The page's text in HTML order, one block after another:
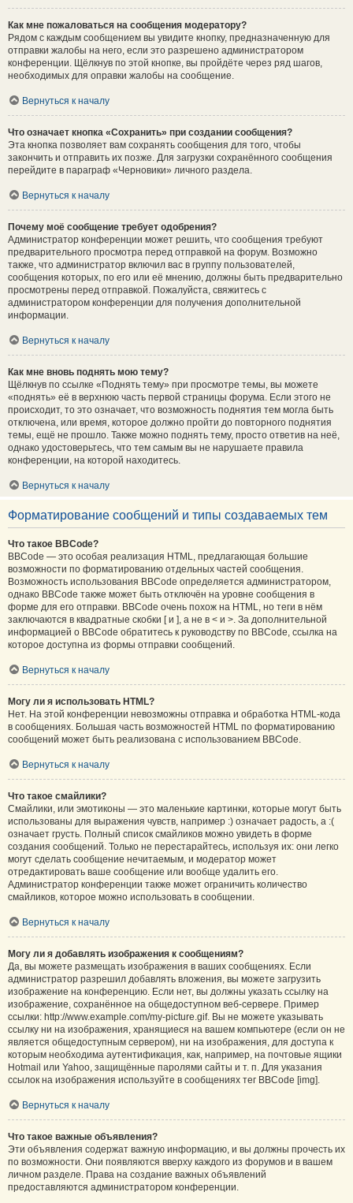
Как мне пожаловаться на сообщения модератору?
Рядом с каждым сообщением вы увидите кнопку, предназначенную для
отправки жалобы на него, если это разрешено администратором
конференции. Щёлкнув по этой кнопке, вы пройдёте через ряд шагов,
необходимых для оправки жалобы на сообщение.
Вернуться к началу
Что означает кнопка «Сохранить» при создании сообщения?
Эта кнопка позволяет вам сохранять сообщения для того, чтобы
закончить и отправить их позже. Для загрузки сохранённого сообщения
перейдите в параграф «Черновики» личного раздела.
Вернуться к началу
Почему моё сообщение требует одобрения?
Администратор конференции может решить, что сообщения требуют
предварительного просмотра перед отправкой на форум. Возможно
также, что администратор включил вас в группу пользователей,
сообщения которых, по его или её мнению, должны быть предварительно
просмотрены перед отправкой. Пожалуйста, свяжитесь с
администратором конференции для получения дополнительной
информации.
Вернуться к началу
Как мне вновь поднять мою тему?
Щёлкнув по ссылке «Поднять тему» при просмотре темы, вы можете
«поднять» её в верхнюю часть первой страницы форума. Если этого не
происходит, то это означает, что возможность поднятия тем могла быть
отключена, или время, которое должно пройти до повторного поднятия
темы, ещё не прошло. Также можно поднять тему, просто ответив на неё,
однако удостоверьтесь, что тем самым вы не нарушаете правила
конференции, на которой находитесь.
Вернуться к началу
Форматирование сообщений и типы создаваемых тем
Что такое BBCode?
BBCode — это особая реализация HTML, предлагающая большие
возможности по форматированию отдельных частей сообщения.
Возможность использования BBCode определяется администратором,
однако BBCode также может быть отключён на уровне сообщения в
форме для его отправки. BBCode очень похож на HTML, но теги в нём
заключаются в квадратные скобки [ и ], а не в < и >. За дополнительной
информацией о BBCode обратитесь к руководству по BBCode, ссылка на
которое доступна из формы отправки сообщений.
Вернуться к началу
Могу ли я использовать HTML?
Нет. На этой конференции невозможны отправка и обработка HTML-кода
в сообщениях. Большая часть возможностей HTML по форматированию
сообщений может быть реализована с использованием BBCode.
Вернуться к началу
Что такое смайлики?
Смайлики, или эмотиконы — это маленькие картинки, которые могут быть
использованы для выражения чувств, например :) означает радость, а :(
означает грусть. Полный список смайликов можно увидеть в форме
создания сообщений. Только не перестарайтесь, используя их: они легко
могут сделать сообщение нечитаемым, и модератор может
отредактировать ваше сообщение или вообще удалить его.
Администратор конференции также может ограничить количество
смайликов, которое можно использовать в сообщении.
Вернуться к началу
Могу ли я добавлять изображения к сообщениям?
Да, вы можете размещать изображения в ваших сообщениях. Если
администратор разрешил добавлять вложения, вы можете загрузить
изображение на конференцию. Если нет, вы должны указать ссылку на
изображение, сохранённое на общедоступном веб-сервере. Пример
ссылки: http://www.example.com/my-picture.gif. Вы не можете указывать
ссылку ни на изображения, хранящиеся на вашем компьютере (если он не
является общедоступным сервером), ни на изображения, для доступа к
которым необходима аутентификация, как, например, на почтовые ящики
Hotmail или Yahoo, защищённые паролями сайты и т. п. Для указания
ссылок на изображения используйте в сообщениях тег BBCode [img].
Вернуться к началу
Что такое важные объявления?
Эти объявления содержат важную информацию, и вы должны прочесть их
по возможности. Они появляются вверху каждого из форумов и в вашем
личном разделе. Права на создание важных объявлений
предоставляются администратором конференции.